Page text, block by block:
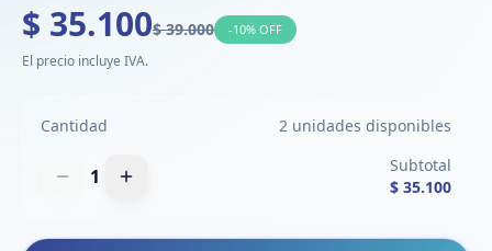
$ 35.100$ 39.000 -10% OFF
El precio incluye IVA.
Cantidad 2 unidades disponibles
1
Subtotal
$ 35.100